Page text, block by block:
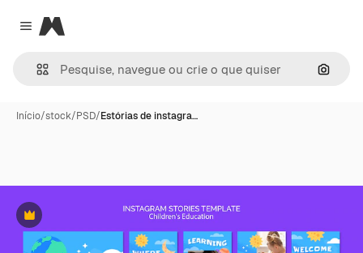
Close menu
Magnific
Início/stock/PSD/Estórias de instagra…
Premium